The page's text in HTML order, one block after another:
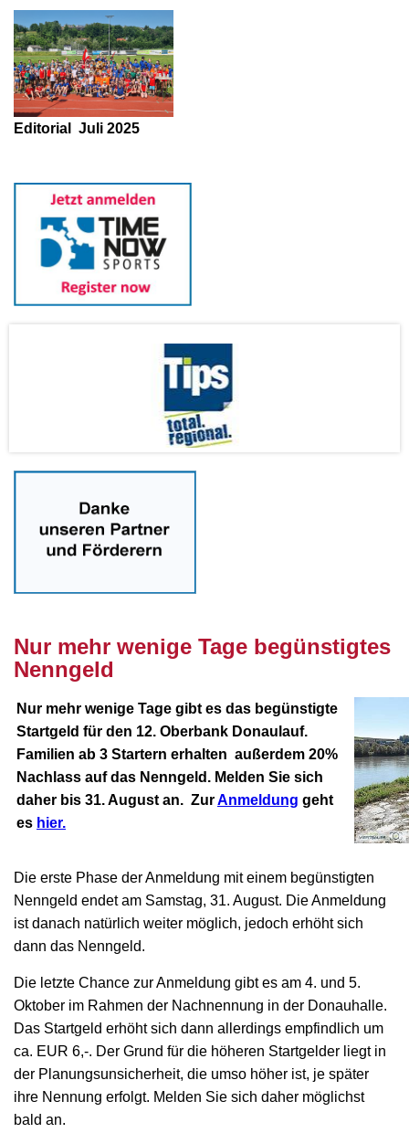
Editorial Juli 2025
Nur mehr wenige Tage begünstigtes
Nenngeld
Nur mehr wenige Tage gibt es das begünstigte
Startgeld für den 12. Oberbank Donaulauf.
Familien ab 3 Startern erhalten außerdem 20%
Nachlass auf das Nenngeld . Melden Sie sich
daher bis 31. August an. ZurAnmeldung geht
es hier.
Die erste Phase der Anmeldung mit einem begünstigten
Nenngeld endet am Samstag, 31. August. Die Anmeldung
ist danach natürlich weiter möglich, jedoch erhöht sich
dann das Nenngeld.
Die letzte Chance zur Anmeldung gibt es am 4. und 5.
Oktober im Rahmen der Nachnennung in der Donauhalle.
Das Startgeld erhöht sich dann allerdings empfindlich um
ca. EUR 6,-. Der Grund für die höheren Startgelder liegt in
der Planungsunsicherheit, die umso höher ist, je später
ihre Nennung erfolgt. Melden Sie sich daher möglichst
bald an.